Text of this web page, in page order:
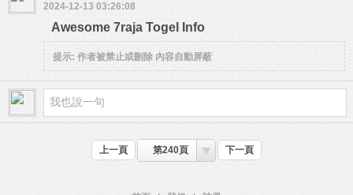
2024-12-13 03:26:08
Awesome 7raja Togel Info
提示: 作者被禁止或刪除 內容自動屏蔽
上一頁 第240頁 下一頁